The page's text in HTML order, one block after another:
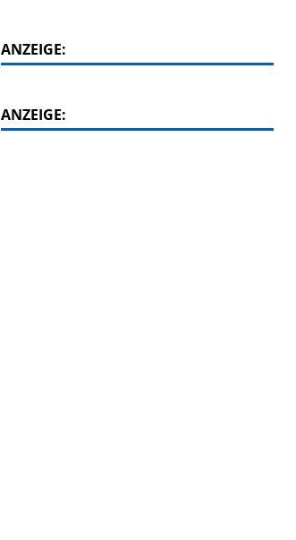
ANZEIGE:
ANZEIGE: